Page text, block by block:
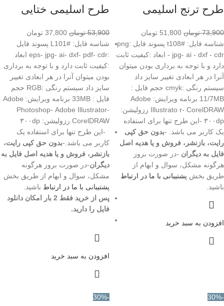
طرح ترنج اسلیمی
73,900 تومان 51,800 تومان
شناسه فایل: #t108 پسوند فایل :png
- jpg- ai - dxf - cdr ابعاد :کیفیت ثابت
دارد و با توجه به برداری بودن میتوان
آنرا در هر ابعادی تغییر سایز داد
سیستم رنگی :cmyk حجم فایل :
11/7MB برنامه ویرایش: Adobe
Illustrato r- CorelDRAW رزولیشن:
۳۰۰dp -این طرح تنها برای استفاده
یک کاربر می باشد. -بدون حق کپی
رایت، بازنشر، فروش و یا هدیه اصل
فایل به دیگران -در صورت بروز
هرگونه مشکل، سوال و ابهام از
طریق بخش پشتیبانی با ما در ارتباط
باشید.
افزودن به سبد خرید
طرح اسلیمی ختایی
53,900 تومان 37,800 تومان
شناسه فایل: #L101 پسوند فایل
:eps- jpg- ai- dxf- pdf- cdr ابعاد
:کیفیت ثابت دارد و با توجه به برداری
بودن میتوان آنرا در هر ابعادی تغییر
سایز داد سیستم رنگی :RGB حجم
فایل : 33MB برنامه ویرایش: Adobe
Photoshop- Adobe Illustrator-
CorelDRAW رزولیشن: ۳۰۰dp
-این طرح تنها برای استفاده یک
کاربر می باشد.-بدون حق کپی رایت،
بازنشر، فروش و یا هدیه اصل فایل به
دیگران-در صورت بروز هرگونه
مشکل، سوال و ابهام از طریق بخش
پشتیبانی با ما در ارتباط باشید.
پس از خرید فقط 2 بار امکان دانلود
فایل را دارید.
افزودن به سبد خرید
-30%
-30%